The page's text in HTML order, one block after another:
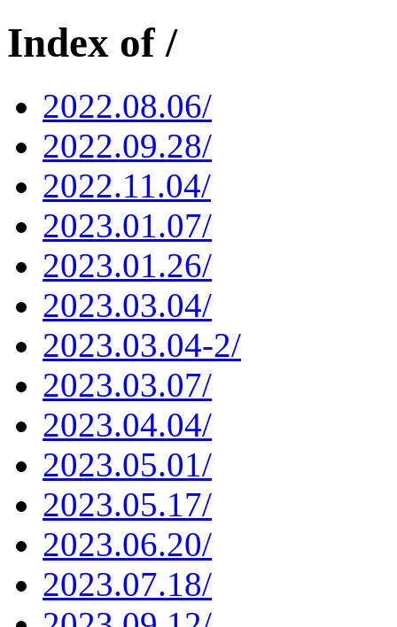
Index of /
2022.08.06/
2022.09.28/
2022.11.04/
2023.01.07/
2023.01.26/
2023.03.04/
2023.03.04-2/
2023.03.07/
2023.04.04/
2023.05.01/
2023.05.17/
2023.06.20/
2023.07.18/